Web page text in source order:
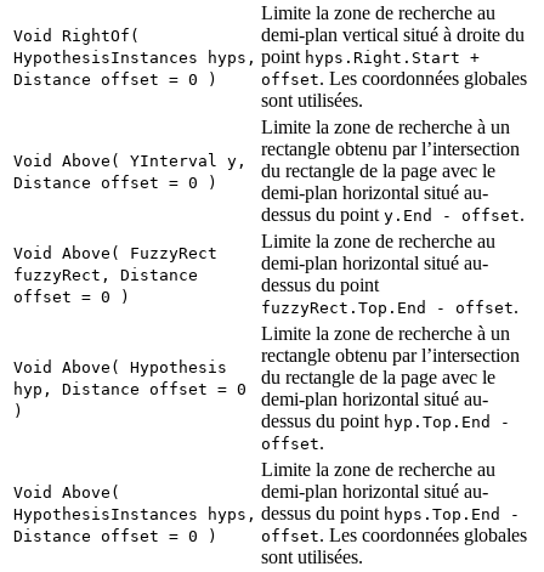
Void RightOf(
HypothesisInstances hyps,
Distance offset = 0 )
Limite la zone de recherche au
demi-plan vertical situé à droite du
point hyps.Right.Start +
offset. Les coordonnées globales
sont utilisées.
Void Above( YInterval y,
Distance offset = 0 )
Limite la zone de recherche à un
rectangle obtenu par l’intersection
du rectangle de la page avec le
demi-plan horizontal situé au-
dessus du point y.End - offset.
Void Above( FuzzyRect
fuzzyRect, Distance
offset = 0 )
Limite la zone de recherche au
demi-plan horizontal situé au-
dessus du point
fuzzyRect.Top.End - offset.
Void Above( Hypothesis
hyp, Distance offset = 0
)
Limite la zone de recherche à un
rectangle obtenu par l’intersection
du rectangle de la page avec le
demi-plan horizontal situé au-
dessus du point hyp.Top.End -
offset.
Void Above(
HypothesisInstances hyps,
Distance offset = 0 )
Limite la zone de recherche au
demi-plan horizontal situé au-
dessus du point hyps.Top.End -
offset. Les coordonnées globales
sont utilisées.